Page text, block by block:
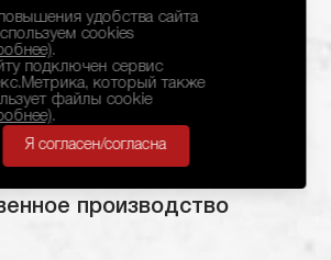
в срок
отдел логистики обеспечивает
поставку в кратчайший срок.
производство
удобства сайта
cookies
.
подключен сервис
который также
файлы cookie
.
Я согласен/согласна